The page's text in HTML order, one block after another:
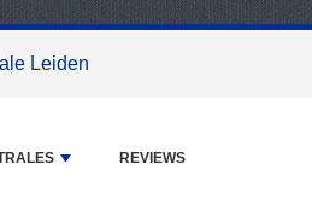
Leiden
REVIEWS